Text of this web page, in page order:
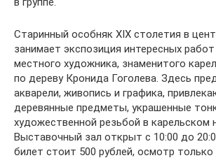
Старинный особняк XIX столетия в
занимает экспозиция интересных
местного художника, знаменитого
по дереву Кронида Гоголева. Здесь
акварели, живопись и графика,
деревянные предметы, украшенные
художественной резьбой в карельском
Выставочный зал открыт с 10:00 до
билет стоит 500 рублей, осмотр только